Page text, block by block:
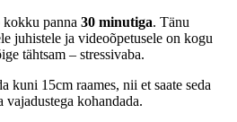
panna 30 minutiga. Tänu
juhistele ja videoõpetusele on kogu
tähtsam – stressivaba.
kuni 15cm raames, nii et saate seda
kohandada.